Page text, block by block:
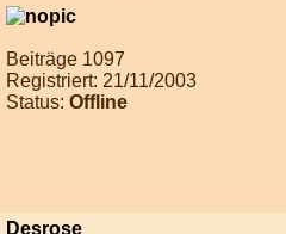
Beiträge 1097
Registriert: 21/11/2003
Status: Offline
Desrose